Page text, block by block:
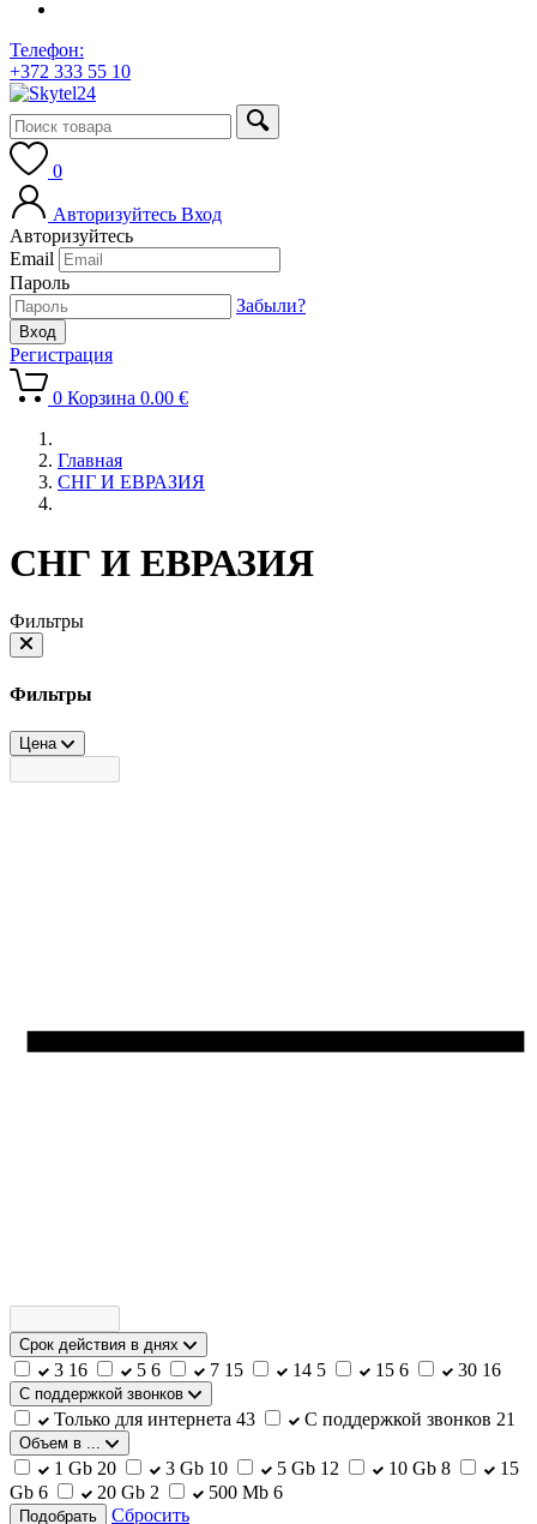
Телефон:
+372 333 55 10
0
Авторизуйтесь Вход
Авторизуйтесь
Email
Пароль
Забыли?
Регистрация
0 Корзина 0.00 €
Главная
СНГ И ЕВРАЗИЯ
СНГ И ЕВРАЗИЯ
Фильтры
Фильтры
Цена
Срок действия в днях
3 16 5 6 7 15 14 5 15 6 30 16
С поддержкой звонков
Только для интернета 43 С поддержкой звонков 21
Объем в ...
1 Gb 20 3 Gb 10 5 Gb 12 10 Gb 8
15
Gb 6 20 Gb 2 500 Mb 6
Подобрать Сбросить